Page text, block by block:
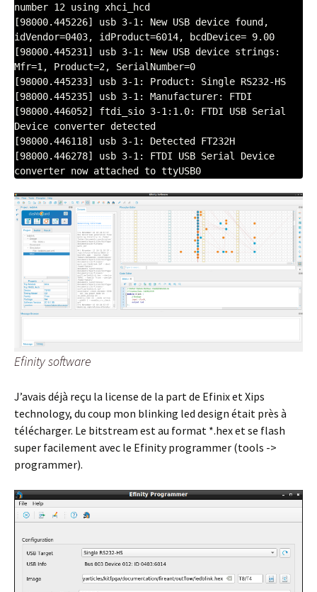
number 12 using xhci_hcd
[98000.445226] usb 3-1: New USB device found,
idVendor=0403, idProduct=6014, bcdDevice= 9.00
[98000.445231] usb 3-1: New USB device strings:
Mfr=1, Product=2, SerialNumber=0
[98000.445233] usb 3-1: Product: Single RS232-HS
[98000.445235] usb 3-1: Manufacturer: FTDI
[98000.446052] ftdi_sio 3-1:1.0: FTDI USB Serial
Device converter detected
[98000.446118] usb 3-1: Detected FT232H
[98000.446278] usb 3-1: FTDI USB Serial Device
Efinity software
J’avais déjà reçu la license de la part de Efinix et Xips
technology, du coup mon blinking led design était près à
télécharger. Le bitstream est au format *.hex et se flash
super facilement avec le Efinity programmer (tools ->
programmer).